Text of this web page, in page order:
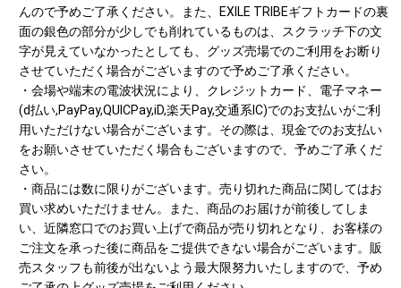
んので予めご了承ください。また、EXILE TRIBEギフトカードの裏
面の銀色の部分が少しでも削れているものは、スクラッチ下の文
字が見えていなかったとしても、グッズ売場でのご利用をお断り
させていただく場合がございますので予めご了承ください。
・会場や端末の電波状況により、クレジットカード、電子マネー
(d払い,PayPay,QUICPay,iD,楽天Pay,交通系IC)でのお支払いがご利
用いただけない場合がございます。その際は、現金でのお支払い
をお願いさせていただく場合もございますので、予めご了承くだ
さい。
・商品には数に限りがございます。売り切れた商品に関してはお
買い求めいただけません。また、商品のお届けが前後してしま
い、近隣窓口でのお買い上げで商品が売り切れとなり、お客様の
ご注文を承った後に商品をご提供できない場合がございます。販
売スタッフも前後が出ないよう最大限努力いたしますので、予め